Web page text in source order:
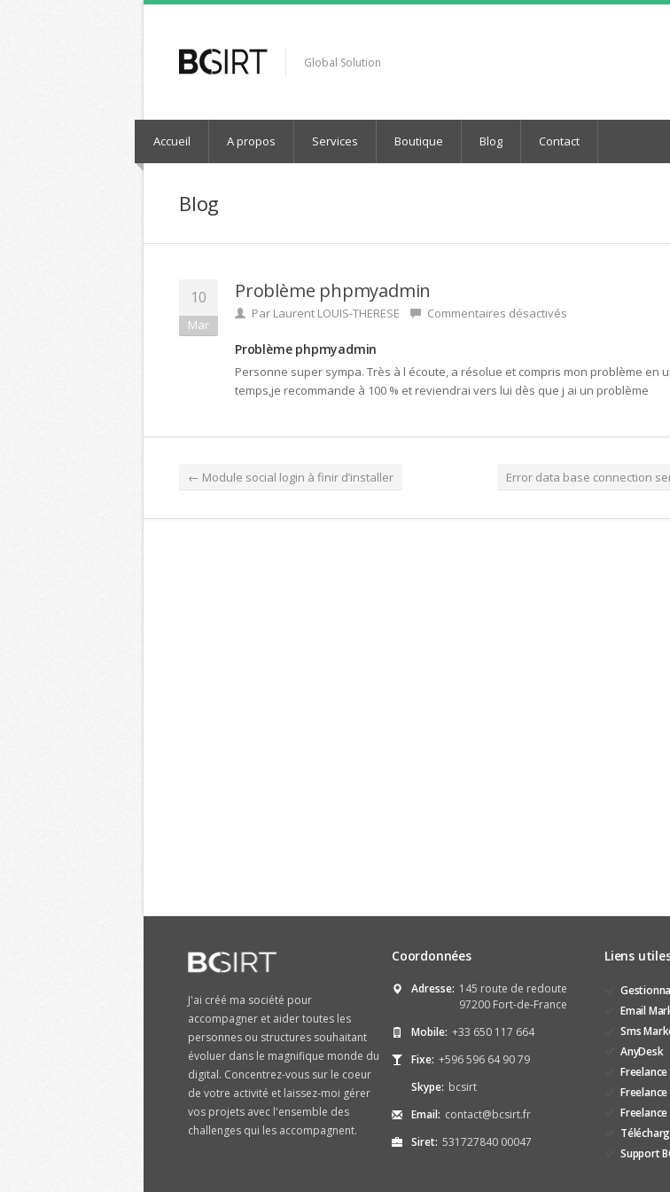
Global Solution
Accueil A propos Services Boutique Blog Contact
Blog
10
Mar
Problème phpmyadmin
Par Laurent LOUIS-THERESE Commentaires désactivés
Problème phpmyadmin
Personne super sympa. Très à l écoute, a résolue et compris mon problème en
temps,je recommande à 100 % et reviendrai vers lui dès que j ai un problème
← Module social login à finir d’installer Error data base connection
J'ai créé ma société pour
accompagner et aider toutes les
personnes ou structures souhaitant
évoluer dans le magnifique monde du
digital. Concentrez-vous sur le coeur
de votre activité et laissez-moi gérer
vos projets avec l'ensemble des
challenges qui les accompagnent.
Coordonnées
Adresse: 145 route de redoute
97200 Fort-de-France
Mobile: +33 650 117 664
Fixe: +596 596 64 90 79
Skype: bcsirt
Email: contact@bcsirt.fr
Siret: 531727840 00047
Liens
Email
Sms
AnyDesk
Support